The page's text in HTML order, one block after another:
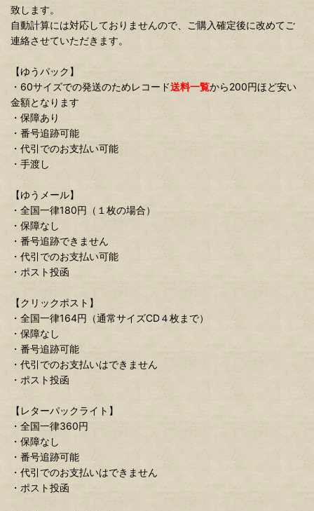
致します。
自動計算には対応しておりませんので、ご購入確定後に改めてご
連絡させていただきます。
【ゆうパック】
・60サイズでの発送のためレコード送料一覧から200円ほど安い
金額となります
・保障あり
・番号追跡可能
・代引でのお支払い可能
・手渡し
【ゆうメール】
・全国一律180円（１枚の場合）
・保障なし
・番号追跡できません
・代引でのお支払い可能
・ポスト投函
【クリックポスト】
・全国一律164円（通常サイズCD４枚まで）
・保障なし
・番号追跡可能
・代引でのお支払いはできません
・ポスト投函
【レターパックライト】
・全国一律360円
・保障なし
・番号追跡可能
・代引でのお支払いはできません
・ポスト投函